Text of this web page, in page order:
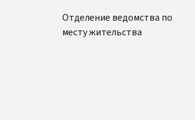
Отделение ведомства по
месту жительства